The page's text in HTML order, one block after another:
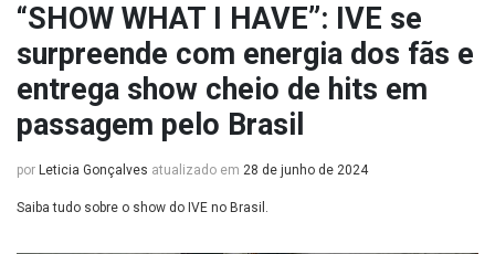
“SHOW WHAT I HAVE”: IVE se
surpreende com energia dos fãs e
entrega show cheio de hits em
passagem pelo Brasil
por Leticia Gonçalves atualizado em 28 de junho de 2024
Saiba tudo sobre o show do IVE no Brasil.